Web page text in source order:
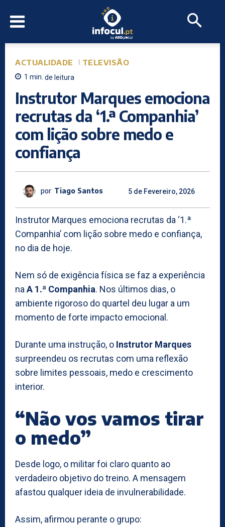
ACTUALIDADE TELEVISÃO
1 min. de leitura
Instrutor Marques emociona
recrutas da ‘1.ª Companhia’
com lição sobre medo e
confiança
por Tiago Santos 5 de Fevereiro, 2026
Instrutor Marques emociona recrutas da ‘1.ª
Companhia’ com lição sobre medo e confiança,
no dia de hoje.
Nem só de exigência física se faz a experiência
na A 1.ª Companhia. Nos últimos dias, o
ambiente rigoroso do quartel deu lugar a um
momento de forte impacto emocional.
Durante uma instrução, o Instrutor Marques
surpreendeu os recrutas com uma reflexão
sobre limites pessoais, medo e crescimento
interior.
“Não vos vamos tirar
o medo”
Desde logo, o militar foi claro quanto ao
verdadeiro objetivo do treino. A mensagem
afastou qualquer ideia de invulnerabilidade.
Assim, afirmou perante o grupo: